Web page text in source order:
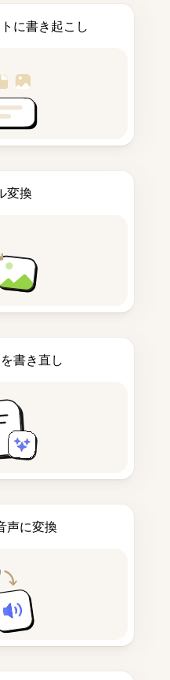
に書き起こし
変換
書き直し
声に変換